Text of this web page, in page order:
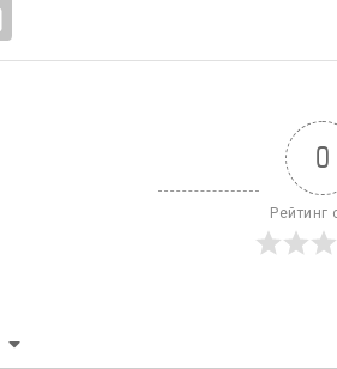
0
Рейтинг